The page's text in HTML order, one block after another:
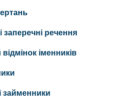
заперечні речення
іменників
займенники